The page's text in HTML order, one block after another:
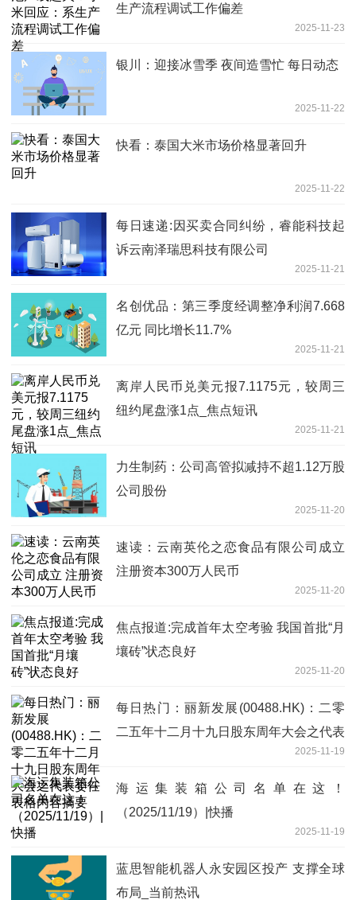
生产流程调试工作偏差
2025-11-23
银川：迎接冰雪季 夜间造雪忙 每日动态
2025-11-22
快看：泰国大米市场价格显著回升
2025-11-22
每日速递:因买卖合同纠纷，睿能科技起
诉云南泽瑞思科技有限公司
2025-11-21
名创优品：第三季度经调整净利润7.668
亿元 同比增长11.7%
2025-11-21
离岸人民币兑美元报7.1175元，较周三
纽约尾盘涨1点_焦点短讯
2025-11-21
力生制药：公司高管拟减持不超1.12万股
公司股份
2025-11-20
速读：云南英伦之恋食品有限公司成立
注册资本300万人民币
2025-11-20
焦点报道:完成首年太空考验 我国首批“月
壤砖”状态良好
2025-11-20
每日热门：丽新发展(00488.HK)：二零
二五年十二月十九日股东周年大会之代表
2025-11-19
海运集装箱公司名单在这！
（2025/11/19）|快播
2025-11-19
蓝思智能机器人永安园区投产 支撑全球
布局_当前热讯